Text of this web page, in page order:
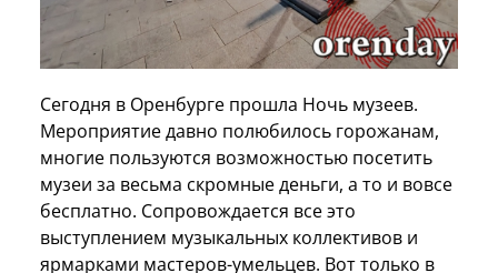
Сегодня в Оренбурге прошла Ночь музеев.
Мероприятие давно полюбилось горожанам,
многие пользуются возможностью посетить
музеи за весьма скромные деньги, а то и вовсе
бесплатно. Сопровождается все это
выступлением музыкальных коллективов и
ярмарками мастеров-умельцев. Вот только в